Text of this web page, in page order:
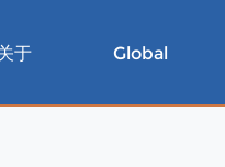
于 Global